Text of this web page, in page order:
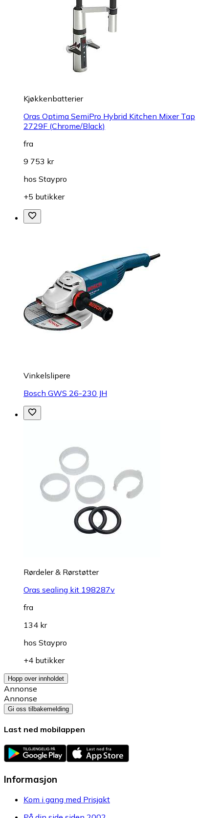
Kjøkkenbatterier
Oras Optima SemiPro Hybrid Kitchen Mixer Tap
2729F (Chrome/Black)
fra
9 753 kr
hos Staypro
+5 butikker
Vinkelslipere
Bosch GWS 26-230 JH
Rørdeler & Rørstøtter
Oras sealing kit 198287v
fra
134 kr
hos Staypro
+4 butikker
Hopp over innholdet
Annonse
Annonse
Gi oss tilbakemelding
Last ned mobilappen
Informasjon
Kom i gang med Prisjakt